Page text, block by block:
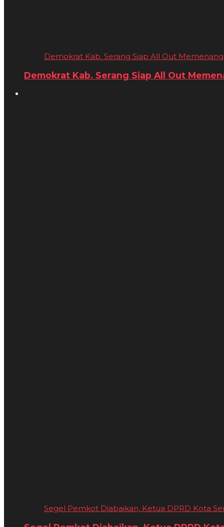
Demokrat Kab. Serang Siap All Out
Demokrat Kab. Serang Siap All Out
Segel Pemkot Diabaikan, Ketua DPRD Kota